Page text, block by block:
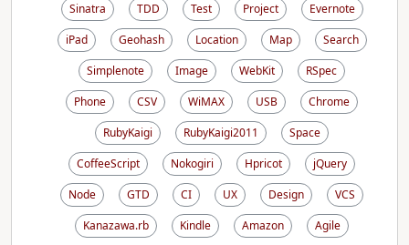
Sinatra
TDD Test Project
Evernote
iPad
Geohash Location Map
Search
Simplenote
Image WebKit
RSpec
Phone
CSV WiMAX USB
Chrome
RubyKaigi
RubyKaigi2011
Space
CoffeeScript
Nokogiri Hpricot
jQuery
Node
GTD CI UX Design
VCS
Kanazawa.rb
Kindle Amazon
Agile